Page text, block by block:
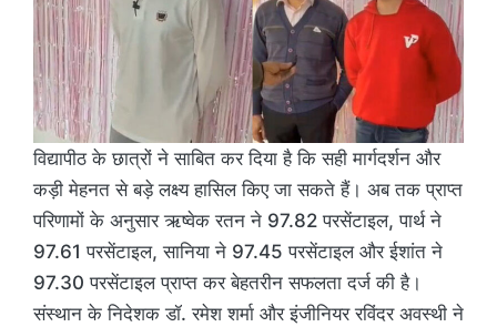
विद्यापीठ के छात्रों ने साबित कर दिया है कि सही मार्गदर्शन और
कड़ी मेहनत से बड़े लक्ष्य हासिल किए जा सकते हैं। अब तक प्राप्त
परिणामों के अनुसार ऋष्वेक रतन ने 97.82 परसेंटाइल, पार्थ ने
97.61 परसेंटाइल, सानिया ने 97.45 परसेंटाइल और ईशांत ने
97.30 परसेंटाइल प्राप्त कर बेहतरीन सफलता दर्ज की है।
संस्थान के निदेशक डॉ. रमेश शर्मा और इंजीनियर रविंदर अवस्थी ने